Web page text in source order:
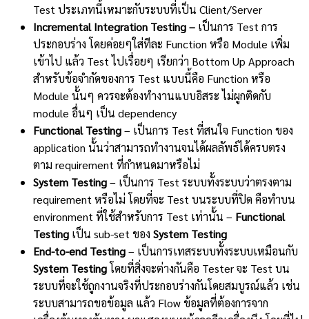
Test ประเภทนี้เหมาะกับระบบที่เป็น Client/Server
Incremental Integration Testing – เป็นการ Test การ
ประกอบร่าง โดยค่อยๆใส่ทีละ Function หรือ Module เพิ่ม
เข้าไป แล้ว Test ไปเรื่อยๆ เรียกว่า Bottom Up Approach
สำหรับข้อจำกัดของการ Test แบบนี้คือ Function หรือ
Module นั้นๆ ควรจะต้องทำงานแบบอิสระ ไม่ผูกติดกับ
module อื่นๆ เป็น dependency
Functional Testing– เป็นการ Test ที่สนใจ Function ของ
application นั้นว่าสามารถทำงานจนได้ผลลัพธ์ได้ครบตรง
ตาม requirement ที่กำหนดมาหรือไม่
System Testing– เป็นการ Test ระบบทั้งระบบว่าตรงตาม
requirement หรือไม่ โดยที่จะ Test บนระบบที่ปิด คือทำบน
environment ที่ใช้สำหรับการ Test เท่านั้น – Functional
Testing เป็น sub-set ของ System Testing
End-to-end Testing– เป็นการเทสระบบทั้งระบบเหมือนกับ
System Testingโดยที่สิ่งจะต่างกันคือ Tester จะ Test บน
ระบบที่จะใช้ถูกงานจริงที่ประกอบร่างกันโดยสมบูรณ์แล้ว เช่น
ระบบสามารถขอข้อมูล แล้ว Flow ข้อมูลที่ต้องการจาก